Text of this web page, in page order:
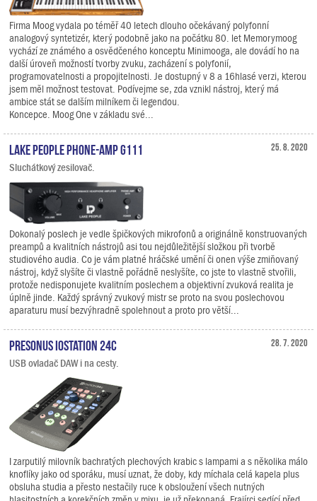
Firma Moog vydala po téměř 40 letech dlouho očekávaný polyfonní
analogový syntetizér, který podobně jako na počátku 80. let Memorymoog
vychází ze známého a osvědčeného konceptu Minimooga, ale dovádí ho na
další úroveň možností tvorby zvuku, zacházení s polyfonií,
programovatelnosti a propojitelnosti. Je dostupný v 8 a 16hlasé verzi, kterou
jsem měl možnost testovat. Podívejme se, zda vznikl nástroj, který má
ambice stát se dalším milníkem či legendou.
Koncepce. Moog One v základu své...
25. 8. 2020
Lake People Phone-Amp G111
Sluchátkový zesilovač.
Dokonalý poslech je vedle špičkových mikrofonů a originálně konstruovaných
preampů a kvalitních nástrojů asi tou nejdůležitější složkou při tvorbě
studiového audia. Co je vám platné hráčské umění či onen výše zmiňovaný
nástroj, když slyšíte či vlastně pořádně neslyšíte, co jste to vlastně stvořili,
protože nedisponujete kvalitním poslechem a objektivní zvuková realita je
úplně jinde. Každý správný zvukový mistr se proto na svou poslechovou
aparaturu musí bezvýhradně spolehnout a proto pro větší...
28. 7. 2020
PreSonus ioStation 24c
USB ovladač DAW i na cesty.
I zarputilý milovník bachratých plechových krabic s lampami a s několika málo
knoflíky jako od sporáku, musí uznat, že doby, kdy míchala celá kapela plus
obsluha studia a přesto nestačily ruce k obsloužení všech nutných